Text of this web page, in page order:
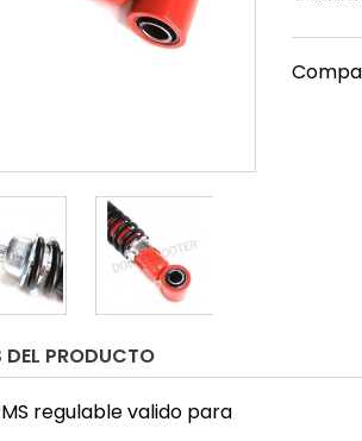
DEL PRODUCTO
regulable valido para